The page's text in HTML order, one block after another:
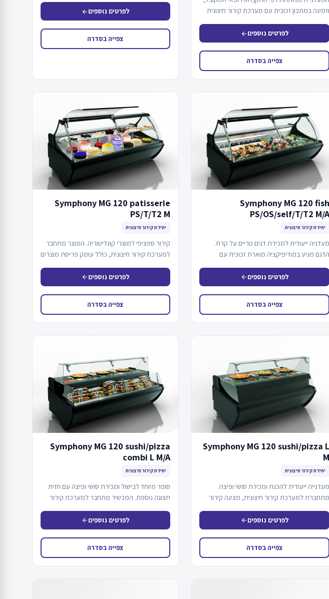
וזמינה במתכון זכוכית עם מערכת קירור חיצונית
לפרטים נוספיםarrow_back
צפייה בסדרה
לפרטים נוספיםarrow_back
צפייה בסדרה
Symphony MG 120 fish
PS/OS/self/T/T2 M/A
יחידת קירור חיצונית
מעדניה ייעודית למכירת דגים טריים על קרח.
הדגם מגיע במודיפיקציה מוארת זכוכית עם
לפרטים נוספיםarrow_back
צפייה בסדרה
Symphony MG 120 patisserie
PS/T/T2 M
יחידת קירור חיצונית
קירור ספציפי למוצרי קונדיטוריה. המוצר מתחבר
למערכת קירור חיצונית, כולל עומק פריסת מוצרים
לפרטים נוספיםarrow_back
צפייה בסדרה
Symphony MG 120 sushi/pizza L
M
יחידת קירור חיצונית
מעדנייה ייעודית להכנת ומכירת סושי ופיצה.
מתחברת למערכת קירור חיצונית, מציגה קירור
לפרטים נוספיםarrow_back
צפייה בסדרה
Symphony MG 120 sushi/pizza
combi L M/A
יחידת קירור חיצונית
סופר מיוחד לבישול ומכירת סושי ופיצה עם חזית
תצוגה נוספת. המכשיר מתחבר למערכת קירור
לפרטים נוספיםarrow_back
צפייה בסדרה